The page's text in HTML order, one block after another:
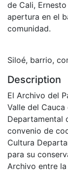
de Cali,
apertura en el
comunidad.
Siloé, barrio,
Description
El Archivo del
Valle del
Departamental
convenio de
Cultura
para su
Archivo entre